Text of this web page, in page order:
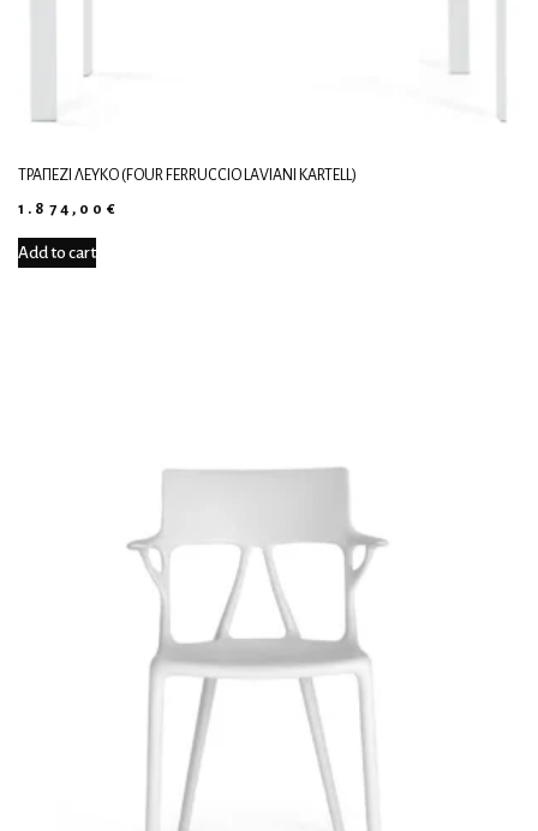
ΤΡΑΠΈΖΙ ΛΕΥΚΌ (FOUR FERRUCCIO LAVIANI KARTELL)
1.874,00 €
Add to cart